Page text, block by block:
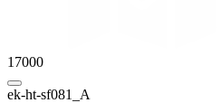
17000
ek-ht-sf081_A